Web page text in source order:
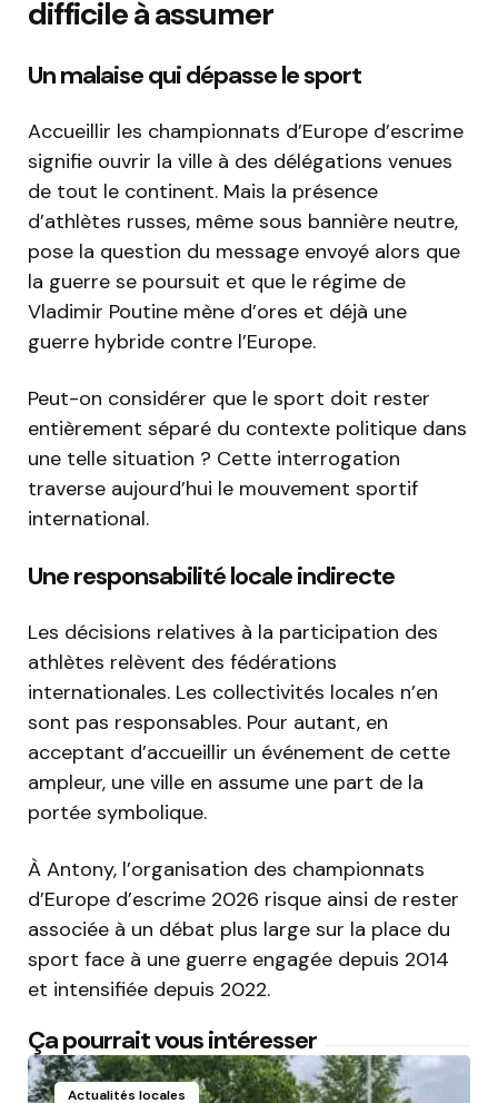
difficile à assumer
Un malaise qui dépasse le sport
Accueillir les championnats d’Europe d’escrime
signifie ouvrir la ville à des délégations venues
de tout le continent. Mais la présence
d’athlètes russes, même sous bannière neutre,
pose la question du message envoyé alors que
la guerre se poursuit et que le régime de
Vladimir Poutine mène d’ores et déjà une
guerre hybride contre l’Europe.
Peut-on considérer que le sport doit rester
entièrement séparé du contexte politique dans
une telle situation ? Cette interrogation
traverse aujourd’hui le mouvement sportif
international.
Une responsabilité locale indirecte
Les décisions relatives à la participation des
athlètes relèvent des fédérations
internationales. Les collectivités locales n’en
sont pas responsables. Pour autant, en
acceptant d’accueillir un événement de cette
ampleur, une ville en assume une part de la
portée symbolique.
À Antony, l’organisation des championnats
d’Europe d’escrime 2026 risque ainsi de rester
associée à un débat plus large sur la place du
sport face à une guerre engagée depuis 2014
et intensifiée depuis 2022.
Ça pourrait vous intéresser
Actualités locales